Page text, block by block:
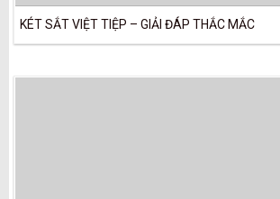
KÉT SẮT VIỆT TIỆP – GIẢI ĐÁP THẮC MẮC